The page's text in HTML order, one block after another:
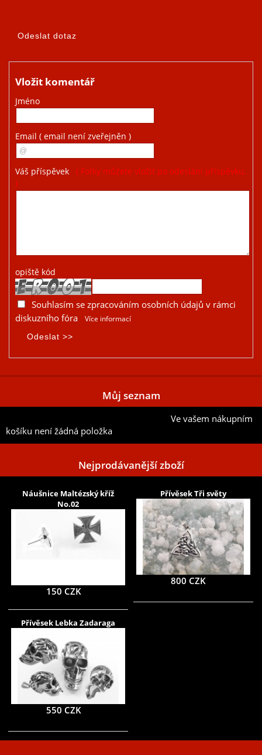
Vložit komentář
Jméno
Email ( email není zveřejněn )
Váš příspěvek
( Fotky můžete vložit po odeslání příspěvku.
)
opiště kód
Souhlasím se zpracováním osobních údajů v rámci
diskuzního fóra
Více informací
Můj seznam
Ve vašem nákupním
košíku není žádná položka
Nejprodávanější zboží
Náušnice Maltézský kříž
No.02
150 CZK
Přívěsek Tři světy
800 CZK
Přívěsek Lebka Zadaraga
550 CZK